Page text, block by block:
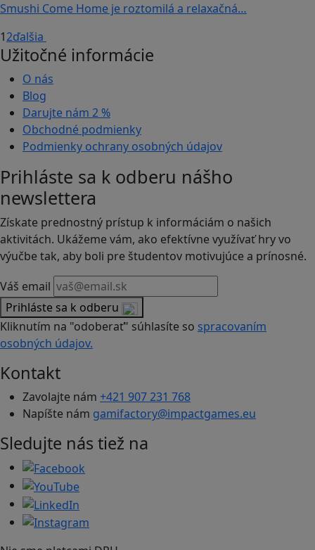
Smushi Come Home je roztomilá a relaxačná…
12ďalšia
Užitočné informácie
O nás
Blog
Darujte nám 2 %
Obchodné podmienky
Podmienky ochrany osobných údajov
Prihláste sa k odberu nášho
newslettera
Získate prednostný prístup k informáciám o našich
aktivitách. Ukážeme vám, ako efektívne využívať hry vo
výučbe tak, aby boli pre študentov motivujúce a prínosné.
Váš email
Prihláste sa k odberu
Kliknutím na "odoberať" súhlasíte so spracovaním
osobných údajov.
Kontakt
Zavolajte nám +421 907 231 768
Napíšte nám gamifactory@impactgames.eu
Sledujte nás tiež na